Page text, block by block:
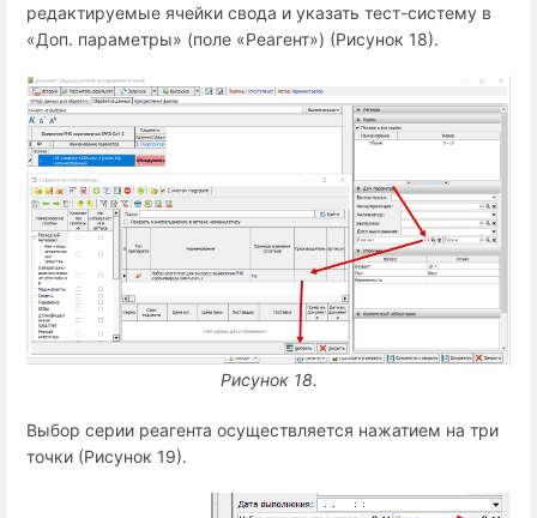
редактируемые ячейки свода и указать тест-систему в
«Доп. параметры» (поле «Реагент») (Рисунок 18).
Рисунок 18.
Выбор серии реагента осуществляется нажатием на три
точки (Рисунок 19).